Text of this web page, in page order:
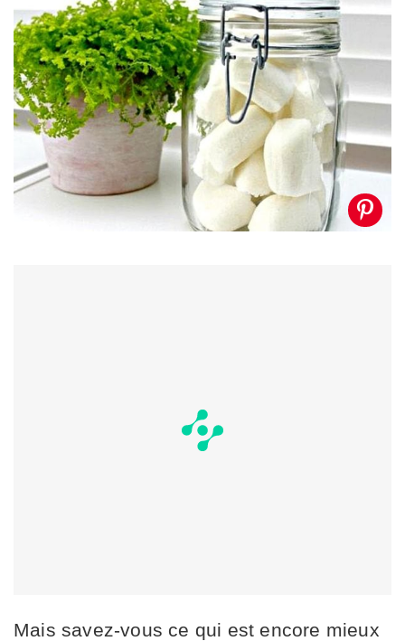
Mais savez-vous ce qui est encore mieux